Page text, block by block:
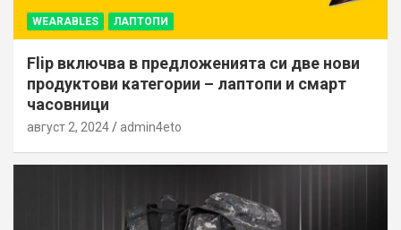
WEARABLES ЛАПТОПИ
Flip включва в предложенията си две нови
продуктови категории – лаптопи и смарт
часовници
август 2, 2024 admin4eto